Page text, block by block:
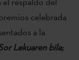
celebrada
a la
Lekuaren bila;